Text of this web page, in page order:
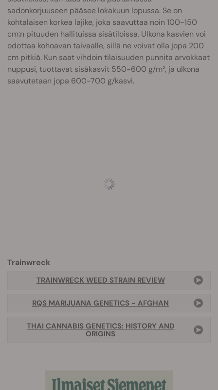
sadonkorjuuseen pääsee lokakuun lopussa. Se on
kohtalaisen korkea lajike, joka saavuttaa noin 100-150
cm:n pituuden hallituissa sisätiloissa. Ulkona kasvien voi
odottaa kohoavan taivaalle, sillä ne voivat olla jopa 200
cm pitkiä. Kun saat vihdoin tilaisuuden punnita arvokkaat
nuppusi, tuottavat sisäkasvit 550-600 g/m², ja ulkona
saavutetaan jopa 600-700 g/kasvi.
Trainwreck
TRAINWRECK WEED STRAIN REVIEW
RQS MARIJUANA GENETICS - AFGHAN
THAI CANNABIS GENETICS: HISTORY AND
ORIGINS